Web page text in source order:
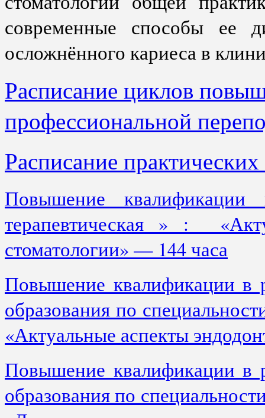
современные способы ее
осложнённого кариеса в
Расписание циклов
профессиональной
Расписание
Повышение квалификации
терапевтическая » :
стоматологии» — 144 часа
Повышение квалификации в
образования по
«Актуальные аспекты
Повышение квалификации в
образования по